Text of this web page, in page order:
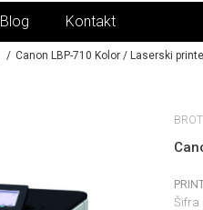
Blog Kontakt
Canon LBP-710 Kolor / Laserski
Šifra